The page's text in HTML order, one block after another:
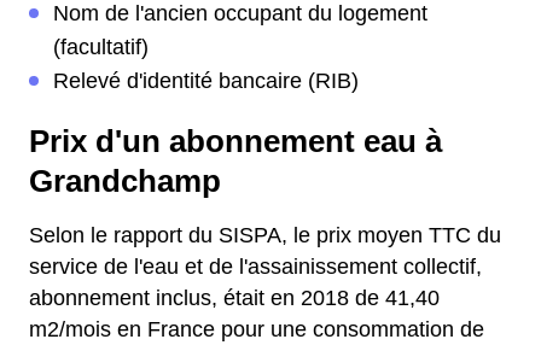
Nom de l'ancien occupant du logement
(facultatif)
Relevé d'identité bancaire (RIB)
Prix d'un abonnement eau à
Grandchamp
Selon le rapport du SISPA, le prix moyen TTC du
service de l'eau et de l'assainissement collectif,
abonnement inclus, était en 2018 de 41,40
m2/mois en France pour une consommation de